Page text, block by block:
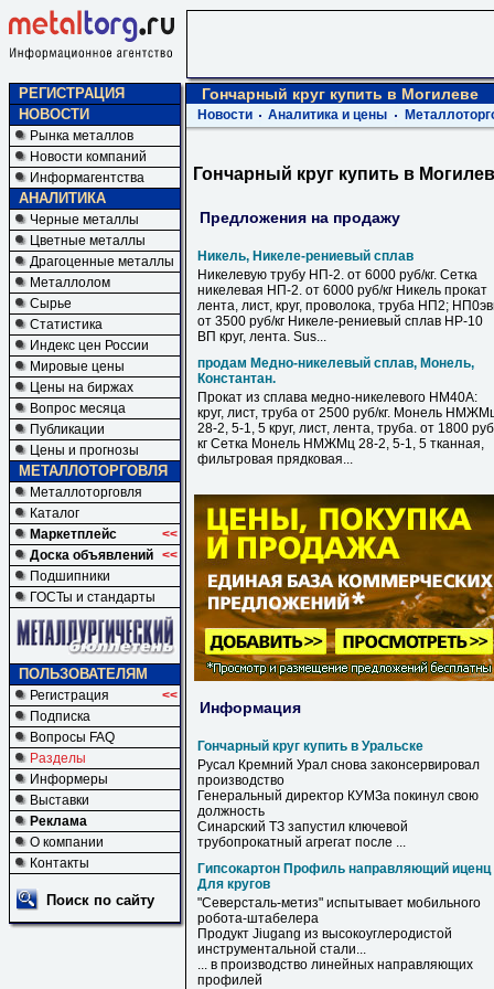
РЕГИСТРАЦИЯ
НОВОСТИ
Рынка металлов
Новости компаний
Информагентства
АНАЛИТИКА
Черные металлы
Цветные металлы
Драгоценные металлы
Металлолом
Сырье
Статистика
Индекс цен России
Мировые цены
Цены на биржах
Вопрос месяца
Публикации
Цены и прогнозы
МЕТАЛЛОТОРГОВЛЯ
Металлоторговля
Каталог
Маркетплейс
<<
Доска объявлений <<
Подшипники
ГОСТы и стандарты
ПОЛЬЗОВАТЕЛЯМ
Регистрация
<<
Подписка
Вопросы FAQ
Разделы
Информеры
Выставки
Реклама
О компании
Контакты
Поиск по сайту
Гончарный круг купить в Могилеве
Новости Аналитика и цены
Гончарный круг купить в
Предложения на продажу
Никель, Никеле-рениевый сплав
Никелевую трубу НП-2. от 6000 руб/кг. Сетка
никелевая НП-2. от 6000 руб/кг Никель прокат
лента, лист, круг, проволока, труба НП2;
от 3500 руб/кг Никеле-рениевый сплав НР-10
ВП круг, лента. Sus...
продам Медно-никелевый сплав, Монель,
Константан.
Прокат из сплава медно-никелевого НМ40А:
круг, лист, труба от 2500 руб/кг. Монель
28-2, 5-1, 5 круг, лист, лента, труба. от 1800
кг Сетка Монель НМЖМц 28-2, 5-1, 5 тканная,
фильтровая прядковая...
Информация
Гончарный круг купить в Уральске
Русал Кремний Урал снова законсервировал
производство
Генеральный директор КУМЗа покинул свою
должность
Синарский ТЗ запустил ключевой
трубопрокатный агрегат после ...
Гипсокартон Профиль направляющий иценц
Для кругов
"Северсталь-метиз" испытывает мобильного
робота-штабелера
Продукт Jiugang из высокоуглеродистой
инструментальной стали...
... в производство линейных направляющих
профилей